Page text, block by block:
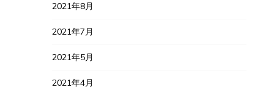
2021年8月
2021年7月
2021年5月
2021年4月